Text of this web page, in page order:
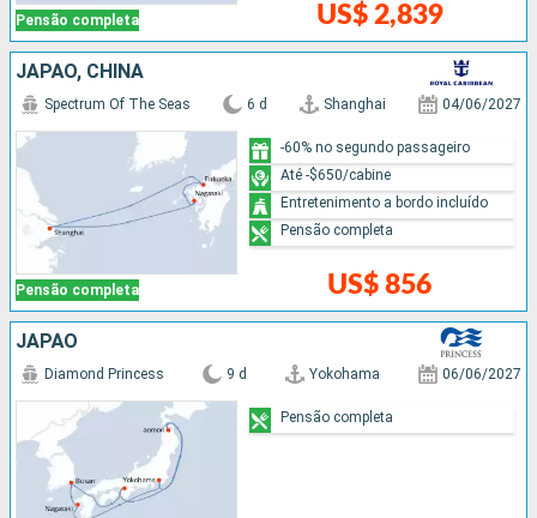
Pensão completa US$ 2,839
JAPÃO, CHINA
Pensão completa
Spectrum Of The Seas 6 d Shanghai 04/06/2027
US$ 856
-60% no segundo passageiro
Até -$650/cabine
Entretenimento a bordo incluído
Pensão completa
JAPÃO
Diamond Princess 9 d Yokohama 06/06/2027
Pensão completa